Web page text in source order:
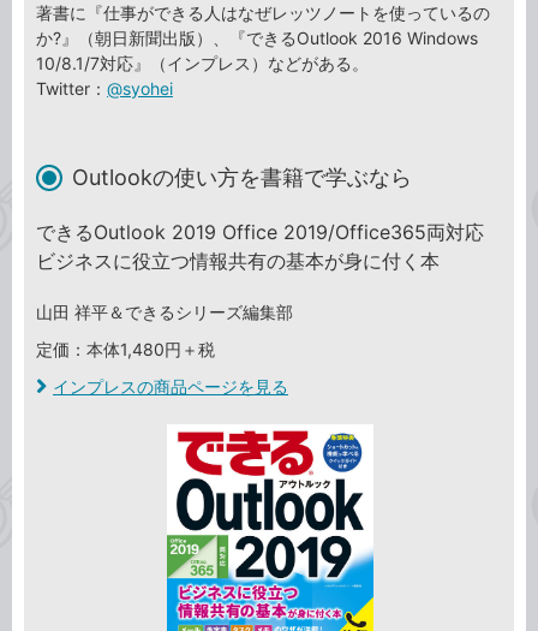
著書に『仕事ができる人はなぜレッツノートを使っているの
か?』（朝日新聞出版）、『できるOutlook 2016 Windows
10/8.1/7対応』（インプレス）などがある。
Twitter： @syohei
Outlookの使い方を書籍で学ぶなら
できるOutlook 2019 Office 2019/Office365両対応
ビジネスに役立つ情報共有の基本が身に付く本
山田 祥平＆できるシリーズ編集部
定価：本体1,480円＋税
インプレスの商品ページを見る